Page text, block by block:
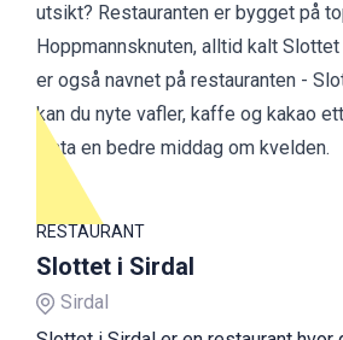
utsikt? Restauranten er bygget på
Hoppmannsknuten, alltid kalt
er også navnet på restauranten -
kan du nyte vafler, kaffe og kakao
innta en bedre middag om kvelden.
RESTAURANT
Slottet i Sirdal
Sirdal